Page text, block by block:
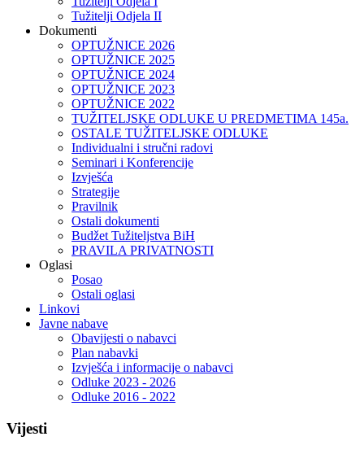
Tužitelji Odjela II
Dokumenti
OPTUŽNICE 2026
OPTUŽNICE 2025
OPTUŽNICE 2024
OPTUŽNICE 2023
OPTUŽNICE 2022
TUŽITELJSKE ODLUKE U PREDMETIMA 145a.
OSTALE TUŽITELJSKE ODLUKE
Individualni i stručni radovi
Seminari i Konferencije
Izvješća
Strategije
Pravilnik
Ostali dokumenti
Budžet Tužiteljstva BiH
PRAVILA PRIVATNOSTI
Oglasi
Posao
Ostali oglasi
Linkovi
Javne nabave
Obavijesti o nabavci
Plan nabavki
Izvješća i informacije o nabavci
Odluke 2023 - 2026
Odluke 2016 - 2022
Vijesti